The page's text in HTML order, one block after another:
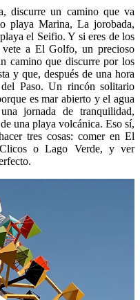
discurre un camino que va
playa Marina, La jorobada,
el Seifio. Y si eres de los
vete a El Golfo, un precioso
camino que discurre por los
y que, después de una hora
Paso. Un rincón solitario
es mar abierto y el agua
jornada de tranquilidad,
una playa volcánica. Eso sí,
tres cosas: comer en El
o Lago Verde, y ver